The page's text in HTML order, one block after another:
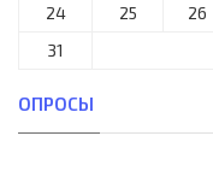
24
25 26
31
ОПРОСЫ